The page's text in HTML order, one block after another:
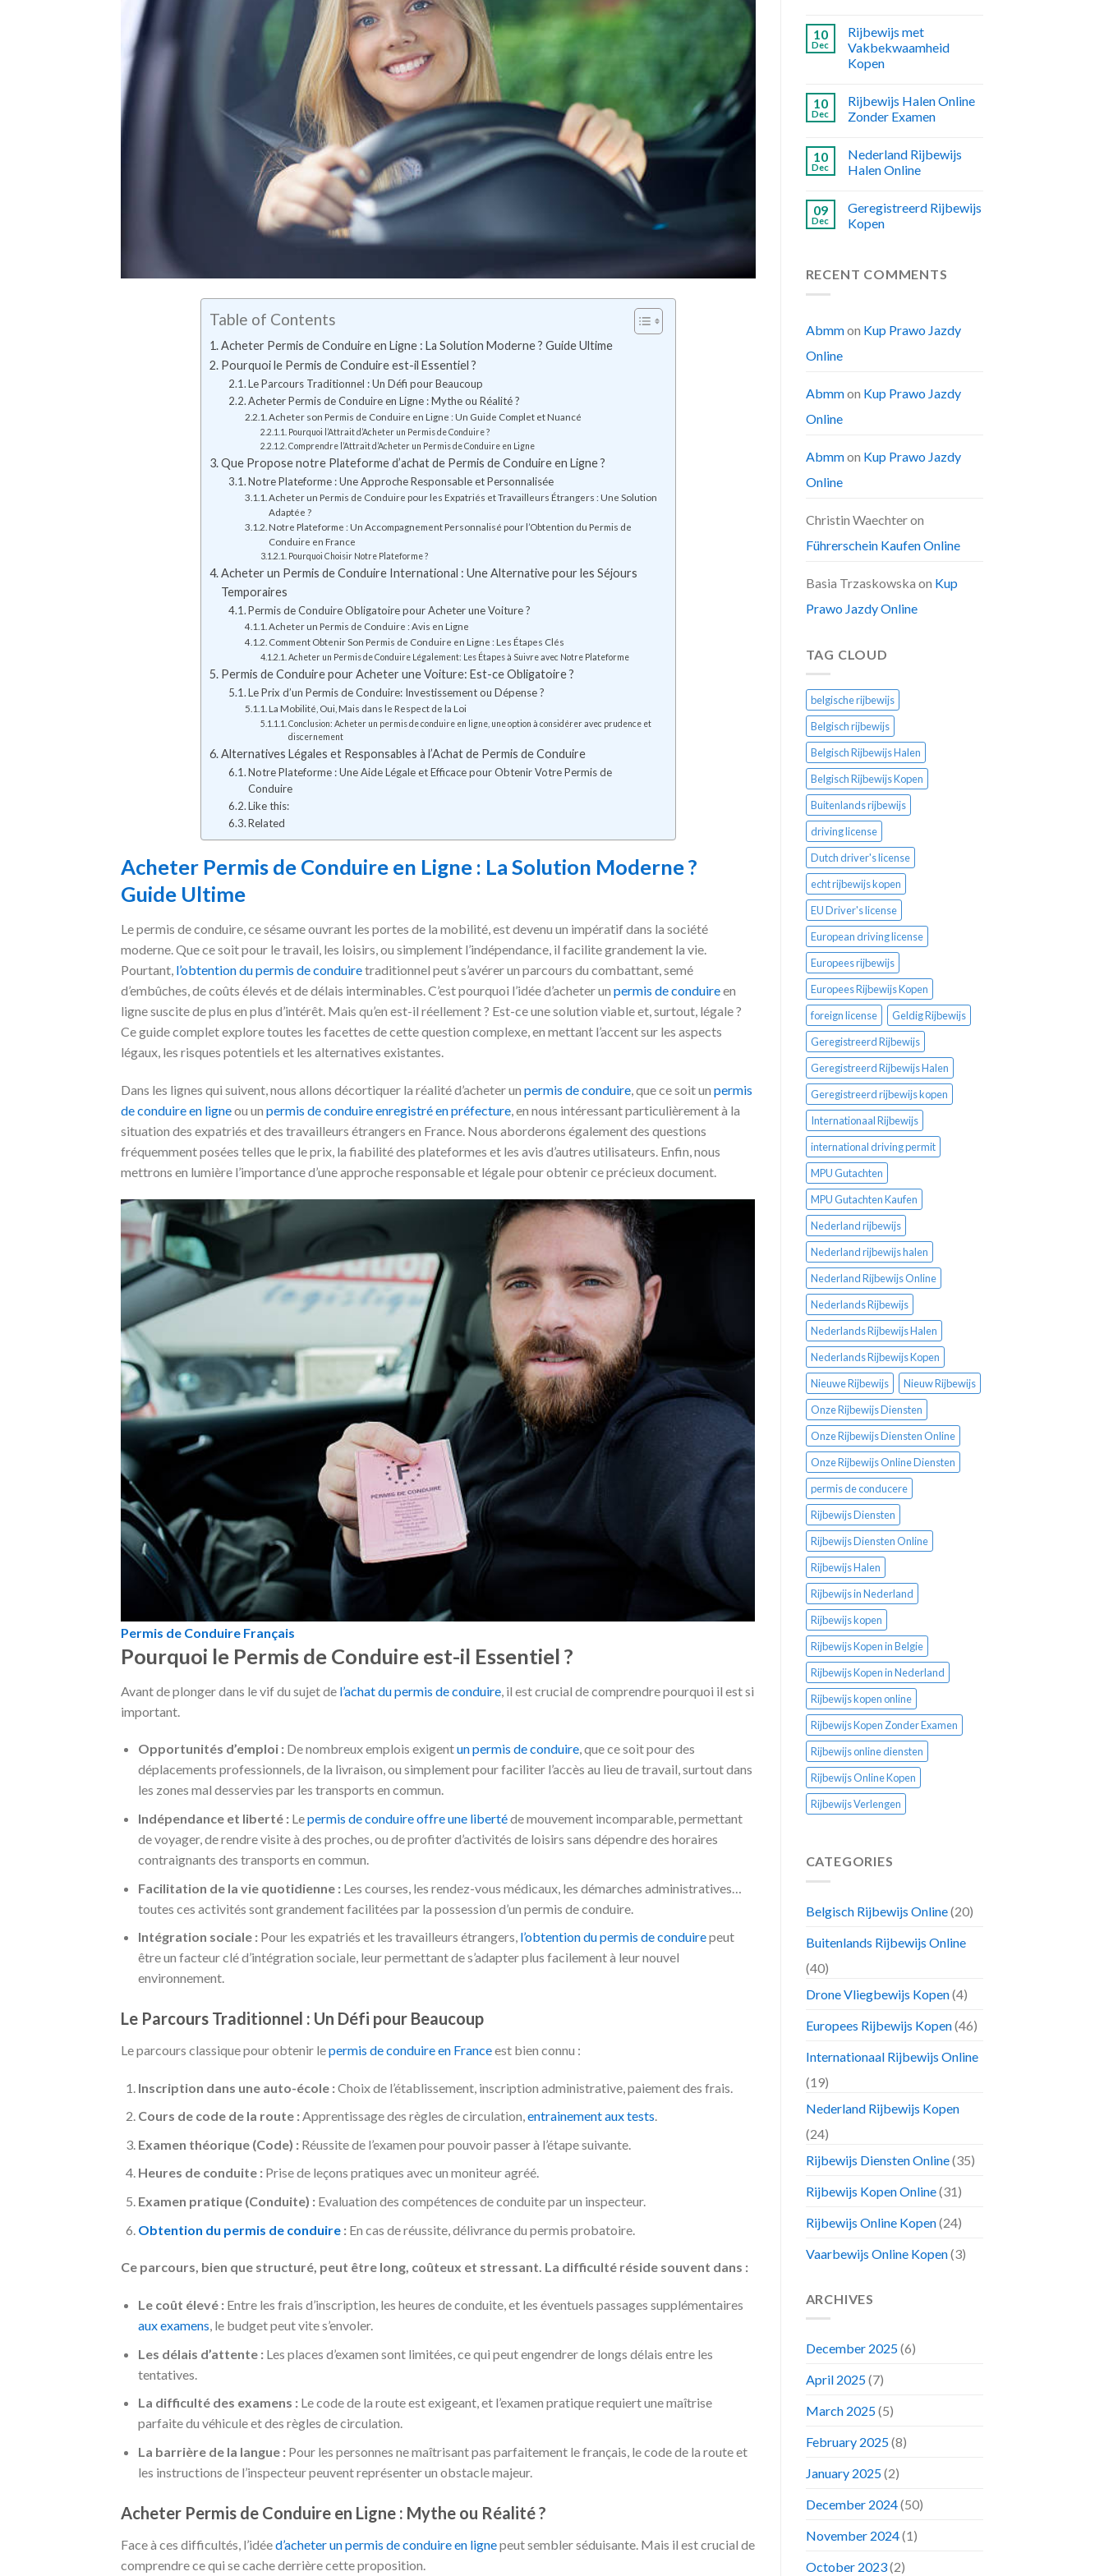
Table of Contents
Acheter Permis de Conduire en Ligne : La Solution Moderne ? Guide Ultime
Pourquoi le Permis de Conduire est-il Essentiel ?
Le Parcours Traditionnel : Un Défi pour Beaucoup
Acheter Permis de Conduire en Ligne : Mythe ou Réalité ?
Acheter son Permis de Conduire en Ligne : Un Guide Complet et Nuancé
Pourquoi l’Attrait d’Acheter un Permis de Conduire ?
Comprendre l’Attrait d’Acheter un Permis de Conduire en Ligne
Que Propose notre Plateforme d’achat de Permis de Conduire en Ligne ?
Notre Plateforme : Une Approche Responsable et Personnalisée
Acheter un Permis de Conduire pour les Expatriés et Travailleurs Étrangers : Une Solution
Adaptée ?
Notre Plateforme : Un Accompagnement Personnalisé pour l’Obtention du Permis de
Conduire en France
Pourquoi Choisir Notre Plateforme ?
Acheter un Permis de Conduire International : Une Alternative pour les Séjours
Temporaires
Permis de Conduire Obligatoire pour Acheter une Voiture ?
Acheter un Permis de Conduire : Avis en Ligne
Comment Obtenir Son Permis de Conduire en Ligne : Les Étapes Clés
Acheter un Permis de Conduire Légalement: Les Étapes à Suivre avec Notre Plateforme
Permis de Conduire pour Acheter une Voiture: Est-ce Obligatoire ?
Le Prix d’un Permis de Conduire: Investissement ou Dépense ?
La Mobilité, Oui, Mais dans le Respect de la Loi
Conclusion: Acheter un permis de conduire en ligne, une option à considérer avec prudence et
discernement
Alternatives Légales et Responsables à l’Achat de Permis de Conduire
Notre Plateforme : Une Aide Légale et Efficace pour Obtenir Votre Permis de
Conduire
Like this:
Related
Acheter Permis de Conduire en Ligne : La Solution Moderne ?
Guide Ultime
Le permis de conduire, ce sésame ouvrant les portes de la mobilité, est devenu un impératif dans la société
moderne. Que ce soit pour le travail, les loisirs, ou simplement l’indépendance, il facilite grandement la vie.
Pourtant, l’obtention du permis de conduiretraditionnel peut s’avérer un parcours du combattant, semé
d’embûches, de coûts élevés et de délais interminables. C’est pourquoi l’idée d’acheter un permis de conduireen
ligne suscite de plus en plus d’intérêt. Mais qu’en est-il réellement ? Est-ce une solution viable et, surtout, légale ?
Ce guide complet explore toutes les facettes de cette question complexe, en mettant l’accent sur les aspects
légaux, les risques potentiels et les alternatives existantes.
Dans les lignes qui suivent, nous allons décortiquer la réalité d’acheter un permis de conduire, que ce soit un permis
de conduire en ligneou un permis de conduire enregistré en préfecture, en nous intéressant particulièrement à la
situation des expatriés et des travailleurs étrangers en France. Nous aborderons également des questions
fréquemment posées telles que le prix, la fiabilité des plateformes et les avis d’autres utilisateurs. Enfin, nous
mettrons en lumière l’importance d’une approche responsable et légale pour obtenir ce précieux document.
Permis de Conduire Français
Pourquoi le Permis de Conduire est-il Essentiel ?
Avant de plonger dans le vif du sujet de l’achat du permis de conduire , il est crucial de comprendre pourquoi il est si
important.
Opportunités d’emploi :De nombreux emplois exigentun permis de conduire, que ce soit pour des
déplacements professionnels, de la livraison, ou simplement pour faciliter l’accès au lieu de travail, surtout dans
les zones mal desservies par les transports en commun.
Indépendance et liberté :Lepermis de conduire offre une libertéde mouvement incomparable, permettant
de voyager, de rendre visite à des proches, ou de profiter d’activités de loisirs sans dépendre des horaires
contraignants des transports en commun.
Facilitation de la vie quotidienne :Les courses, les rendez-vous médicaux, les démarches administratives…
toutes ces activités sont grandement facilitées par la possession d’un permis de conduire.
Intégration sociale :Pour les expatriés et les travailleurs étrangers, l’obtention du permis de conduirepeut
être un facteur clé d’intégration sociale, leur permettant de s’adapter plus facilement à leur nouvel
environnement.
Le Parcours Traditionnel : Un Défi pour Beaucoup
Le parcours classique pour obtenir lepermis de conduire en Franceest bien connu :
Inscription dans une auto-école :Choix de l’établissement, inscription administrative, paiement des frais.
Cours de code de la route :Apprentissage des règles de circulation,entrainement aux tests.
Examen théorique (Code) :Réussite de l’examen pour pouvoir passer à l’étape suivante.
Heures de conduite :Prise de leçons pratiques avec un moniteur agréé.
Examen pratique (Conduite) :Evaluation des compétences de conduite par un inspecteur.
Obtention du permis de conduire:En cas de réussite, délivrance du permis probatoire.
Ce parcours, bien que structuré, peut être long, coûteux et stressant. La difficulté réside souvent dans :
Le coût élevé :Entre les frais d’inscription, les heures de conduite, et les éventuels passages supplémentaires
aux examens, le budget peut vite s’envoler.
Les délais d’attente :Les places d’examen sont limitées, ce qui peut engendrer de longs délais entre les
tentatives.
La difficulté des examens :Le code de la route est exigeant, et l’examen pratique requiert une maîtrise
parfaite du véhicule et des règles de circulation.
La barrière de la langue :Pour les personnes ne maîtrisant pas parfaitement le français, le code de la route et
les instructions de l’inspecteur peuvent représenter un obstacle majeur.
Acheter Permis de Conduire en Ligne : Mythe ou Réalité ?
Face à ces difficultés, l’idéed’acheter un permis de conduire en lignepeut sembler séduisante. Mais il est crucial de
comprendre ce qui se cache derrière cette proposition.
10
Dec
Rijbewijs met
Vakbekwaamheid
Kopen
10
Dec
Rijbewijs Halen Online
Zonder Examen
10
Dec
Nederland Rijbewijs
Halen Online
09
Dec
Geregistreerd Rijbewijs
Kopen
RECENT COMMENTS
Abmmon Kup Prawo Jazdy
Online
Abmmon Kup Prawo Jazdy
Online
Abmmon Kup Prawo Jazdy
Online
Christin Waechteron
Führerschein Kaufen Online
Basia Trzaskowska on Kup
Prawo Jazdy Online
TAG CLOUD
belgische rijbewijs
Belgisch rijbewijs
Belgisch Rijbewijs Halen
Belgisch Rijbewijs Kopen
Buitenlands rijbewijs
driving license
Dutch driver's license
echt rijbewijs kopen
EU Driver's license
European driving license
Europees rijbewijs
Europees Rijbewijs Kopen
foreign license
Geldig Rijbewijs
Geregistreerd Rijbewijs
Geregistreerd Rijbewijs Halen
Geregistreerd rijbewijs kopen
Internationaal Rijbewijs
international driving permit
MPU Gutachten
MPU Gutachten Kaufen
Nederland rijbewijs
Nederland rijbewijs halen
Nederland Rijbewijs Online
Nederlands Rijbewijs
Nederlands Rijbewijs Halen
Nederlands Rijbewijs Kopen
Nieuwe Rijbewijs
Nieuw Rijbewijs
Onze Rijbewijs Diensten
Onze Rijbewijs Diensten Online
Onze Rijbewijs Online Diensten
permis de conducere
Rijbewijs Diensten
Rijbewijs Diensten Online
Rijbewijs Halen
Rijbewijs in Nederland
Rijbewijs kopen
Rijbewijs Kopen in Belgie
Rijbewijs Kopen in Nederland
Rijbewijs kopen online
Rijbewijs Kopen Zonder Examen
Rijbewijs online diensten
Rijbewijs Online Kopen
Rijbewijs Verlengen
CATEGORIES
Belgisch Rijbewijs Online(20)
Buitenlands Rijbewijs Online
(40)
Drone Vliegbewijs Kopen(4)
Europees Rijbewijs Kopen(46)
Internationaal Rijbewijs Online
(19)
Nederland Rijbewijs Kopen
(24)
Rijbewijs Diensten Online(35)
Rijbewijs Kopen Online(31)
Rijbewijs Online Kopen(24)
Vaarbewijs Online Kopen(3)
ARCHIVES
December 2025(6)
April 2025(7)
March 2025(5)
February 2025(8)
January 2025(2)
December 2024(50)
November 2024(1)
October 2023(2)